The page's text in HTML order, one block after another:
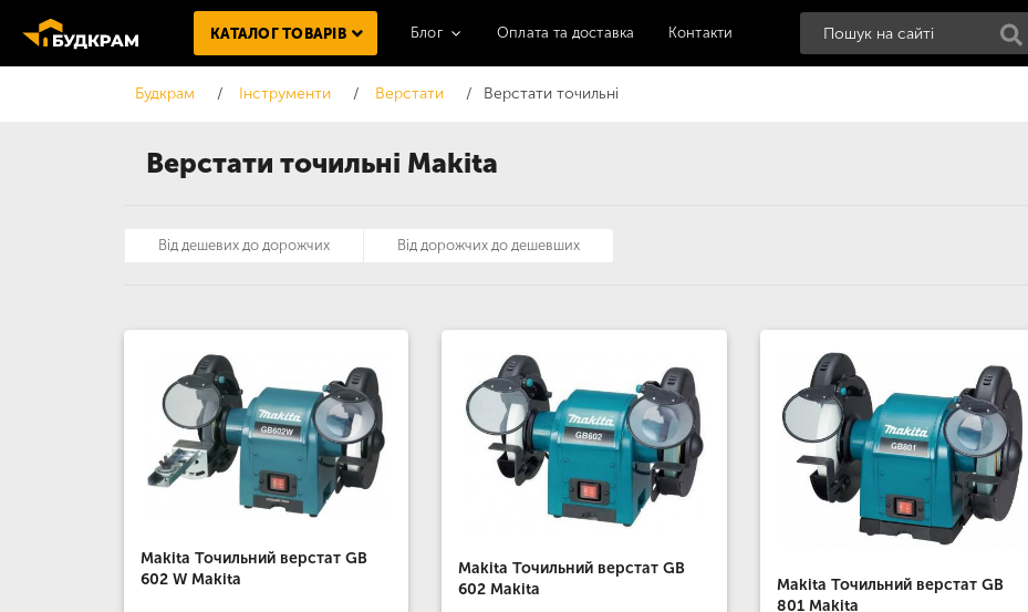
Верстати точильні Makita
КАТАЛОГ ТОВАРІВ Блог Оплата та доставка Контакти
Будкрам Інструменти Верстати Верстати точильні
Makita Точильний верстат GB
602 W Makita
Makita Точильний верстат GB
602 Makita
Makita Точильний верстат GB
801 Makita
Від дешевих до дорожчих Від дорожчих до дешевших